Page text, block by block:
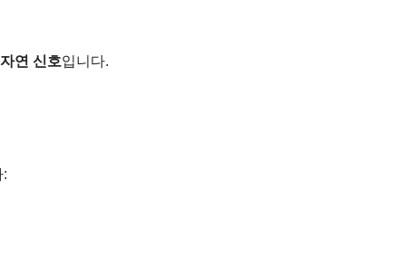
연 신호입니다.
: